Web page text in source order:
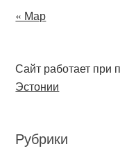
« Мар
Сайт работает при
Эстонии
Рубрики